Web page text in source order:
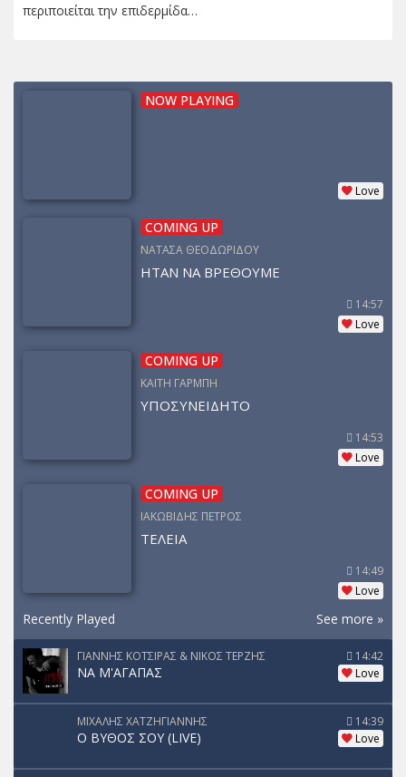
περιποιείται την επιδερμίδα…
NOW PLAYING
Love
COMING UP
ΝΑΤΑΣΑ ΘΕΟΔΩΡΙΔΟΥ
ΗΤΑΝ ΝΑ ΒΡΕΘΟΥΜΕ
14:57
Love
COMING UP
ΚΑΙΤΗ ΓΑΡΜΠΗ
ΥΠΟΣΥΝΕΙΔΗΤΟ
14:53
Love
COMING UP
ΙΑΚΩΒΙΔΗΣ ΠΕΤΡΟΣ
ΤΕΛΕΙΑ
14:49
Love
Recently Played See more »
ΓΙΑΝΝΗΣ ΚΟΤΣΙΡΑΣ & ΝΙΚΟΣ ΤΕΡΖΗΣ
ΝΑ Μ'ΑΓΑΠΑΣ
14:42
Love
ΜΙΧΑΛΗΣ ΧΑΤΖΗΓΙΑΝΝΗΣ
Ο ΒΥΘΟΣ ΣΟΥ (LIVE)
14:39
Love